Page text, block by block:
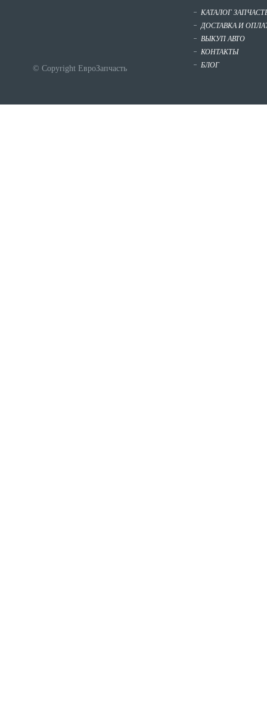
© Copyright ЕвроЗапчасть
КАТАЛОГ
ДОСТАВКА И
ВЫКУП АВТО
КОНТАКТЫ
БЛОГ